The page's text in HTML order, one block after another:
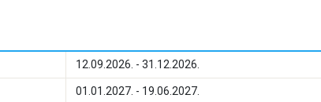
12.09.2026. - 31.12.2026.
01.01.2027. - 19.06.2027.